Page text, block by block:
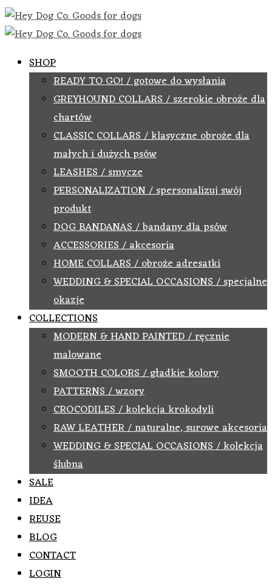
SHOP
READY TO GO! / gotowe do wysłania
GREYHOUND COLLARS / szerokie obroże dla
chartów
CLASSIC COLLARS / klasyczne obroże dla
małych i dużych psów
LEASHES / smycze
PERSONALIZATION / spersonalizuj swój
produkt
DOG BANDANAS / bandany dla psów
ACCESSORIES / akcesoria
HOME COLLARS / obroże adresatki
WEDDING & SPECIAL OCCASIONS / specjalne
okazje
COLLECTIONS
MODERN & HAND PAINTED / ręcznie
malowane
SMOOTH COLORS / gładkie kolory
PATTERNS / wzory
CROCODILES / kolekcja krokodyli
RAW LEATHER / naturalne, surowe akcesoria
WEDDING & SPECIAL OCCASIONS / kolekcja
ślubna
SALE
IDEA
REUSE
BLOG
CONTACT
LOGIN